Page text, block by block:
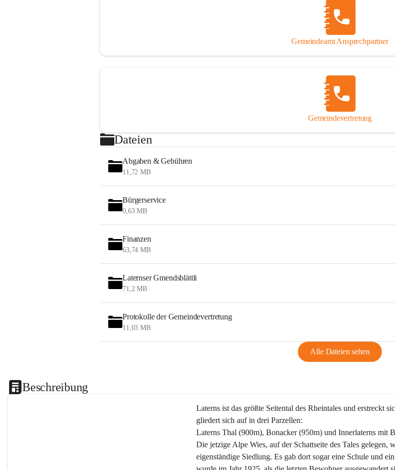
Gemeindeamt Ansprechpartner
Gemeindevertretung
Dateien
Abgaben & Gebühren
11,72 MB
Bürgerservice
0,63 MB
Finanzen
63,74 MB
Laternser Gmendsblättli
71,2 MB
Protokolle der Gemeindevertretung
11,03 MB
Alle Dateien sehen
Beschreibung
Laterns ist das größte Seitental des Rheintales und erstreckt
gliedert sich auf in drei Parzellen:
Laterns Thal (900m), Bonacker (950m) und Innerlaterns mit
Die jetzige Alpe Wies, auf der Schattseite des Tales gelegen,
eigenständige Siedlung. Es gab dort sogar eine Schule und